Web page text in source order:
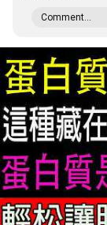
Comment...